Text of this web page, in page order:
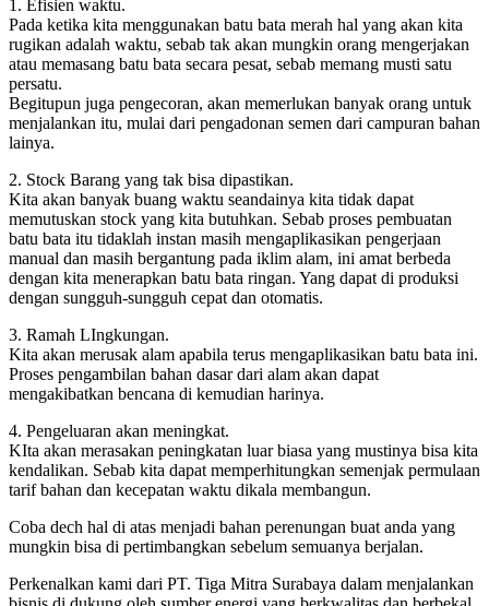
1. Efisien waktu.
Pada ketika kita menggunakan batu bata merah hal yang akan kita
rugikan adalah waktu, sebab tak akan mungkin orang mengerjakan
atau memasang batu bata secara pesat, sebab memang musti satu
persatu.
Begitupun juga pengecoran, akan memerlukan banyak orang untuk
menjalankan itu, mulai dari pengadonan semen dari campuran bahan
lainya.
2. Stock Barang yang tak bisa dipastikan.
Kita akan banyak buang waktu seandainya kita tidak dapat
memutuskan stock yang kita butuhkan. Sebab proses pembuatan
batu bata itu tidaklah instan masih mengaplikasikan pengerjaan
manual dan masih bergantung pada iklim alam, ini amat berbeda
dengan kita menerapkan batu bata ringan. Yang dapat di produksi
dengan sungguh-sungguh cepat dan otomatis.
3. Ramah LIngkungan.
Kita akan merusak alam apabila terus mengaplikasikan batu bata ini.
Proses pengambilan bahan dasar dari alam akan dapat
mengakibatkan bencana di kemudian harinya.
4. Pengeluaran akan meningkat.
KIta akan merasakan peningkatan luar biasa yang mustinya bisa kita
kendalikan. Sebab kita dapat memperhitungkan semenjak permulaan
tarif bahan dan kecepatan waktu dikala membangun.
Coba dech hal di atas menjadi bahan perenungan buat anda yang
mungkin bisa di pertimbangkan sebelum semuanya berjalan.
Perkenalkan kami dari PT. Tiga Mitra Surabaya dalam menjalankan